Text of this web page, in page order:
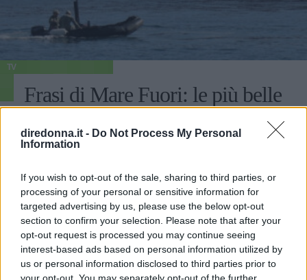
diredonna.it - Do Not Process My Personal
Information
If you wish to opt-out of the sale, sharing to third parties, or
processing of your personal or sensitive information for
targeted advertising by us, please use the below opt-out
section to confirm your selection. Please note that after your
opt-out request is processed you may continue seeing
interest-based ads based on personal information utilized by
us or personal information disclosed to third parties prior to
your opt-out. You may separately opt-out of the further
TV
Frasi di Mare Fuori: le più belle
Dai Romeo e Giulietta di Napoli al riscatto in un Ipm
indifferenti. Ecco le migliori frasi pronunciate dai
personaggi.
PERDITA DURANGO